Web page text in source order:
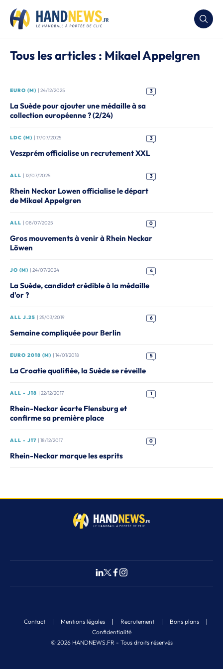
Tous les articles : Mikael Appelgren
EURO (M) | 24/12/2025 3
La Suède pour ajouter une médaille à sa
collection européenne ? (2/24)
LDC (M) | 17/07/2025 3
Veszprém officialise un recrutement XXL
ALL | 12/07/2025 3
Rhein Neckar Lowen officialise le départ
de Mikael Appelgren
ALL | 08/07/2025 0
Gros mouvements à venir à Rhein Neckar
Löwen
JO (M) | 24/07/2024 4
La Suède, candidat crédible à la médaille
d'or ?
ALL J.25 | 25/03/2019 6
Semaine compliquée pour Berlin
EURO 2018 (M) | 14/01/2018 5
La Croatie qualifiée, la Suède se réveille
ALL - J18 | 22/12/2017 1
Rhein-Neckar écarte Flensburg et
confirme sa première place
ALL - J17 | 18/12/2017 0
Rhein-Neckar marque les esprits
© 2026 HANDNEWS.FR - Tous droits réservés
Contact Mentions légales Recrutement
Bons plans
Confidentialité